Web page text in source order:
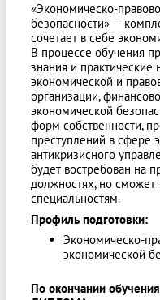
«Экономическо-
безопасности» —
сочетает в себе
В процессе обучения
знания и практические
экономической и
организации,
экономической
форм собственности,
преступлений в сфере
антикризисного
будет востребован на
должностях, но
специальностям.
Профиль подготовки:
Экономическо-
экономической
По окончании